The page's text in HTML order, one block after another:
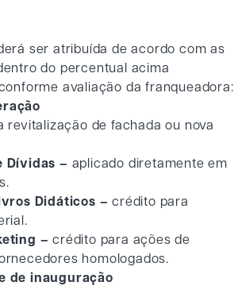
ser atribuída de acordo com as
do percentual acima
avaliação da franqueadora:
revitalização de fachada ou nova
Dívidas – aplicado diretamente em
Didáticos –crédito para
–crédito para ações de
homologados.
de inauguração